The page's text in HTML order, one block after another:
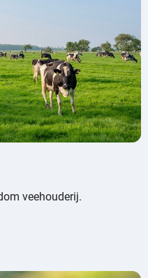
veehouderij.